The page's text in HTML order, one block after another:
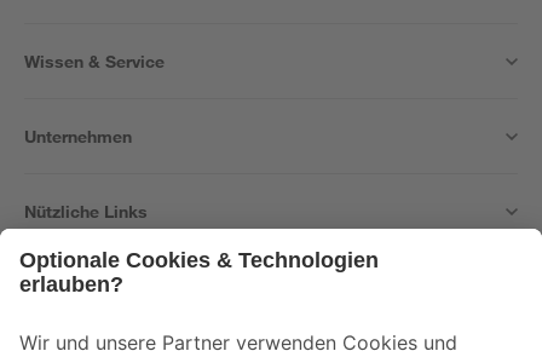
Wissen & Service
Unternehmen
Nützliche Links
Der toom Newsletter: Keine Angebote und Aktionen mehr verpassen!